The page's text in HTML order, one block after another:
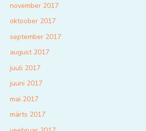
november 2017
oktoober 2017
september 2017
august 2017
juuli 2017
juuni 2017
mai 2017
märts 2017